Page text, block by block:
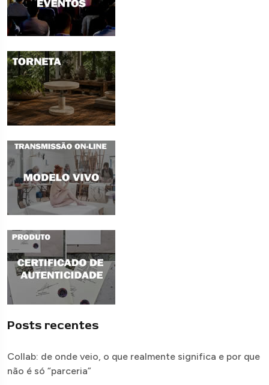
Posts recentes
Collab: de onde veio, o que realmente significa e por que
não é só “parceria”